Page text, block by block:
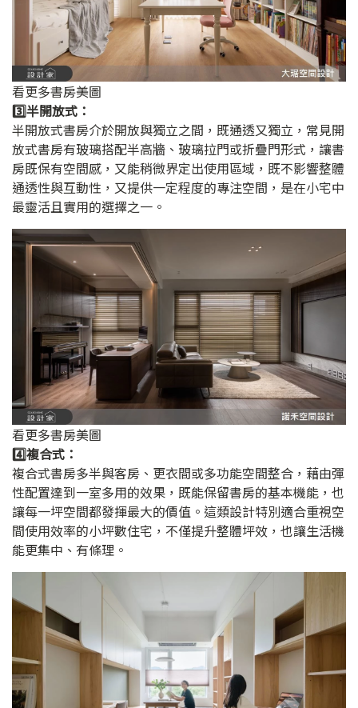
看更多書房美圖
3️⃣半開放式：
半開放式書房介於開放與獨立之間，既通透又獨立，常見開
放式書房有玻璃搭配半高牆、玻璃拉門或折疊門形式，讓書
房既保有空間感，又能稍微界定出使用區域，既不影響整體
通透性與互動性，又提供一定程度的專注空間，是在小宅中
最靈活且實用的選擇之一。
看更多書房美圖
4️⃣複合式：
複合式書房多半與客房、更衣間或多功能空間整合，藉由彈
性配置達到一室多用的效果，既能保留書房的基本機能，也
讓每一坪空間都發揮最大的價值。這類設計特別適合重視空
間使用效率的小坪數住宅，不僅提升整體坪效，也讓生活機
能更集中、有條理。